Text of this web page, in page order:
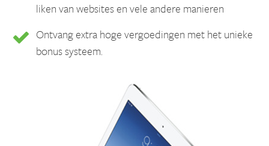
liken van websites en vele andere manieren
Ontvang extra hoge vergoedingen met het unieke
bonus systeem.